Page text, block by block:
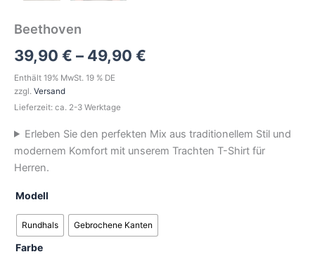
Beethoven
39,90 € – 49,90 €
Enthält 19% MwSt. 19 % DE
zzgl. Versand
Lieferzeit: ca. 2-3 Werktage
Erleben Sie den perfekten Mix aus traditionellem Stil und
modernem Komfort mit unserem Trachten T-Shirt für
Herren.
Modell
Rundhals Gebrochene Kanten
Farbe